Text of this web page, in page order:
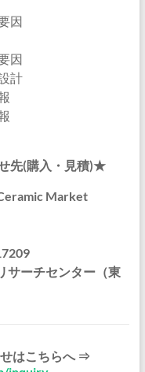
因
因
計
先(購入・見積)★
Market
サーチセンター（東
はこちらへ ⇒